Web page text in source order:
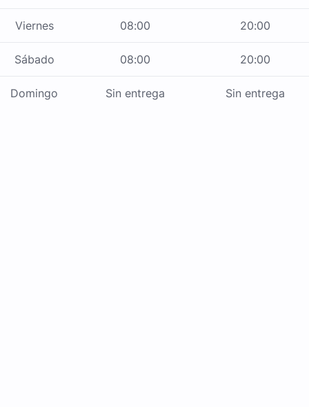
Viernes 08:00 20:00
Sábado 08:00 20:00
Domingo Sin entrega Sin entrega